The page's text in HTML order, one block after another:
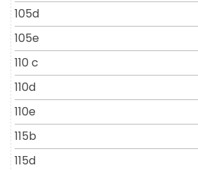
105d
105e
110 c
110d
110e
115b
115d